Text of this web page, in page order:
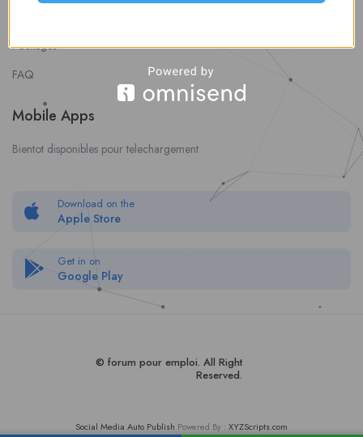
Packages
FAQ
Mobile Apps
Bientot disponibles pour telechargement
Download on the
Apple Store
Get in on
Google Play
© forum pour emploi. All Right
Reserved.
Social Media Auto Publish Powered By : XYZScripts.com